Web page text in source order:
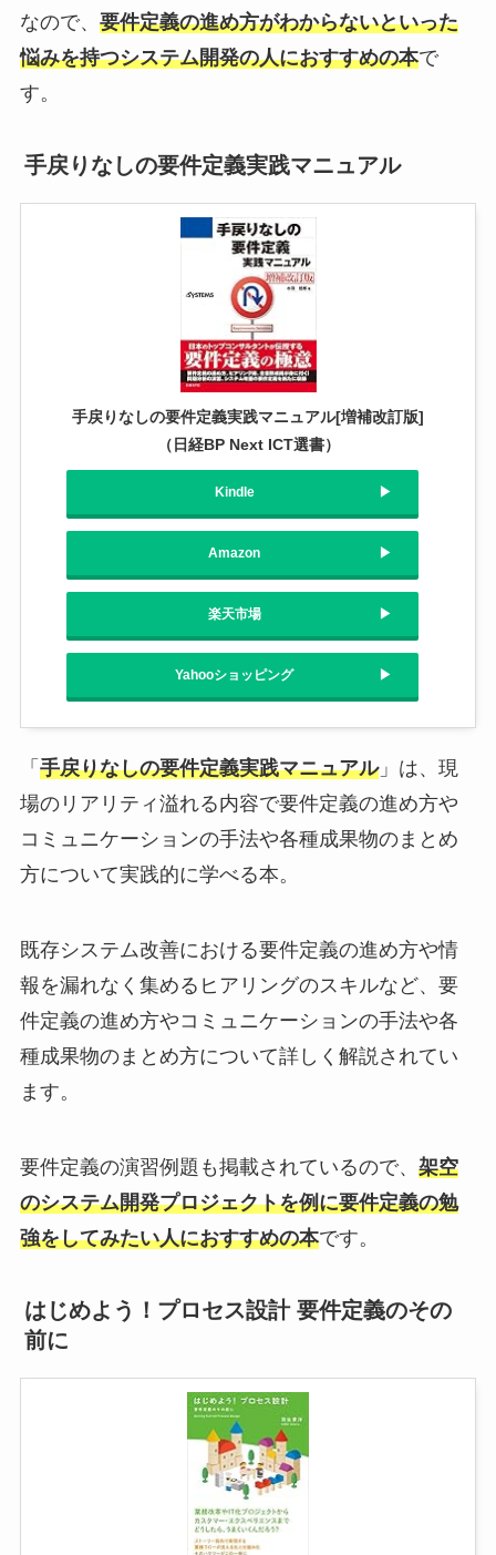
なので、 要件定義の進め方がわからないといった
悩みを持つシステム開発の人におすすめの本で
す。
手戻りなしの要件定義実践マニュアル
手戻りなしの要件定義実践マニュアル[増補改訂版]
（日経BP Next ICT選書）
Kindle
Amazon
楽天市場
Yahooショッピング
「 手戻りなしの要件定義実践マニュアル」は、現
場のリアリティ溢れる内容で要件定義の進め方や
コミュニケーションの手法や各種成果物のまとめ
方について実践的に学べる本。
既存システム改善における要件定義の進め方や情
報を漏れなく集めるヒアリングのスキルなど、要
件定義の進め方やコミュニケーションの手法や各
種成果物のまとめ方について詳しく解説されてい
ます。
要件定義の演習例題も掲載されているので、 架空
のシステム開発プロジェクトを例に要件定義の勉
強をしてみたい人におすすめの本です。
はじめよう！プロセス設計 要件定義のその
前に